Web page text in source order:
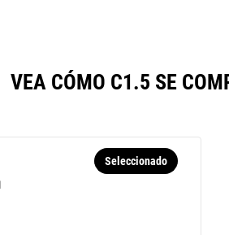
VEA CÓMO C1.5 SE
Seleccionado